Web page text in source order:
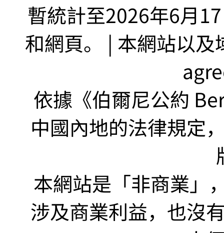
暫統計至2026年6月
和網頁。 | 本網站以
依據《伯爾尼公約
中國內地的法律規定
本網站是「非商業
涉及商業利益，也沒